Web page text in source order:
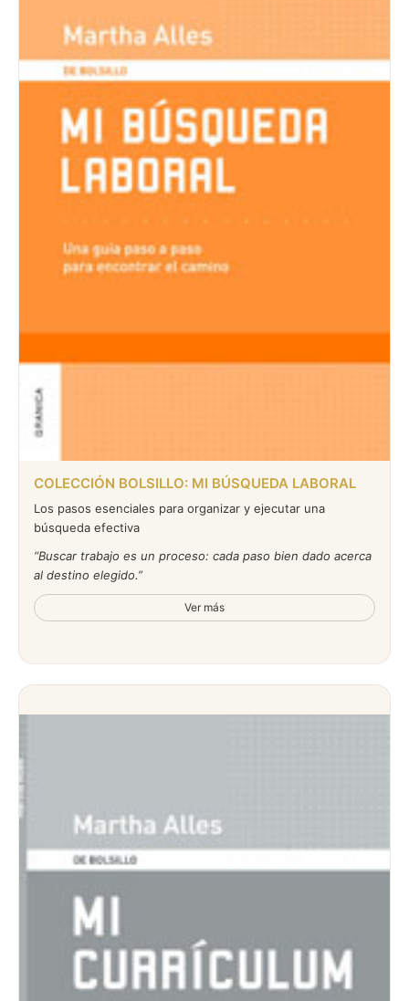
COLECCIÓN BOLSILLO: MI BÚSQUEDA LABORAL
Los pasos esenciales para organizar y ejecutar una
búsqueda efectiva
Buscar trabajo es un proceso: cada paso bien dado acerca
al destino elegido.
Ver más